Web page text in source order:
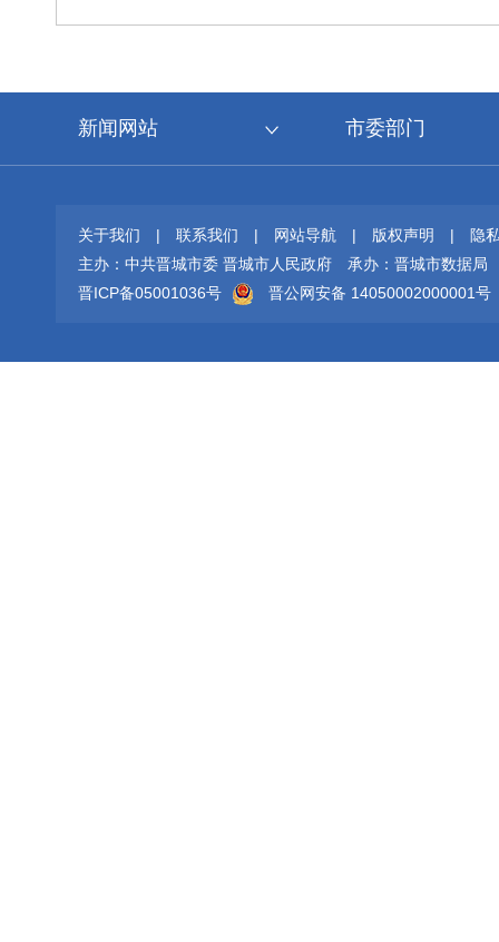
新闻网站 市委部门
关于我们 | 联系我们 | 网站导航 | 版权声明 |
隐
主办：中共晋城市委 晋城市人民政府
承办：晋城市数据局
晋ICP备05001036号
晋公网安备 14050002000001号